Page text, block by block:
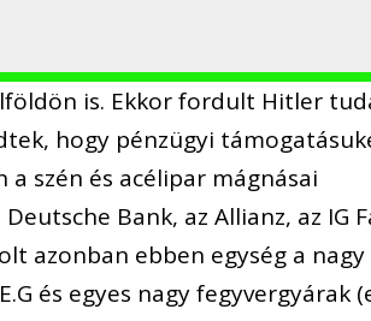
is. Ekkor fordult Hitler
hogy pénzügyi
szén és acélipar mágnásai
Bank, az Allianz, az IG
azonban ebben egység a nagy
és egyes nagy fegyvergyárak